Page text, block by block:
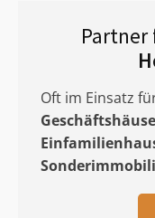
Partner
Oft im Einsatz